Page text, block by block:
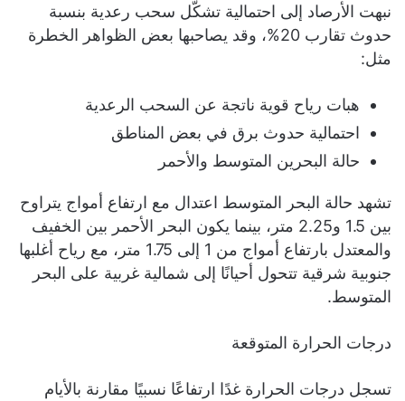
نبهت الأرصاد إلى احتمالية تشكّل سحب رعدية بنسبة
حدوث تقارب 20%، وقد يصاحبها بعض الظواهر الخطرة
مثل:
هبات رياح قوية ناتجة عن السحب الرعدية
احتمالية حدوث برق في بعض المناطق
حالة البحرين المتوسط والأحمر
تشهد حالة البحر المتوسط اعتدال مع ارتفاع أمواج يتراوح
بين 1.5 و2.25 متر، بينما يكون البحر الأحمر بين الخفيف
والمعتدل بارتفاع أمواج من 1 إلى 1.75 متر، مع رياح أغلبها
جنوبية شرقية تتحول أحيانًا إلى شمالية غربية على البحر
المتوسط.
درجات الحرارة المتوقعة
تسجل درجات الحرارة غدًا ارتفاعًا نسبيًا مقارنة بالأيام